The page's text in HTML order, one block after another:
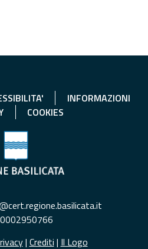
INFORMAZIONI
COOKIES
| Crediti | Il Logo